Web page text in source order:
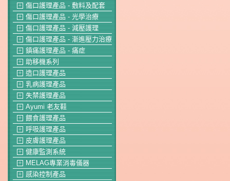
＋ 傷口護理產品 - 敷料及配套
＋ 傷口護理產品 - 光學治療
＋ 傷口護理產品 - 減壓護理
＋ 傷口護理產品 - 漸進壓力治療
＋ 鎮痛護理產品 - 痛症
＋ 助移機系列
＋ 造口護理產品
＋ 乳病護理產品
＋ 失禁護理產品
＋ Ayumi 老友鞋
＋ 餵食護理產品
＋ 呼吸護理產品
＋ 皮膚護理產品
＋ 健康監測系統
＋ MELAG專業消毒儀器
＋ 感染控制產品